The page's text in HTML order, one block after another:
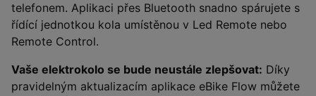
telefonem. Aplikaci přes Bluetooth snadno spárujete s
řídící jednotkou kola umístěnou v Led Remote nebo
Remote Control.
Vaše elektrokolo se bude neustále zlepšovat: Díky
pravidelným aktualizacím aplikace eBike Flow můžete